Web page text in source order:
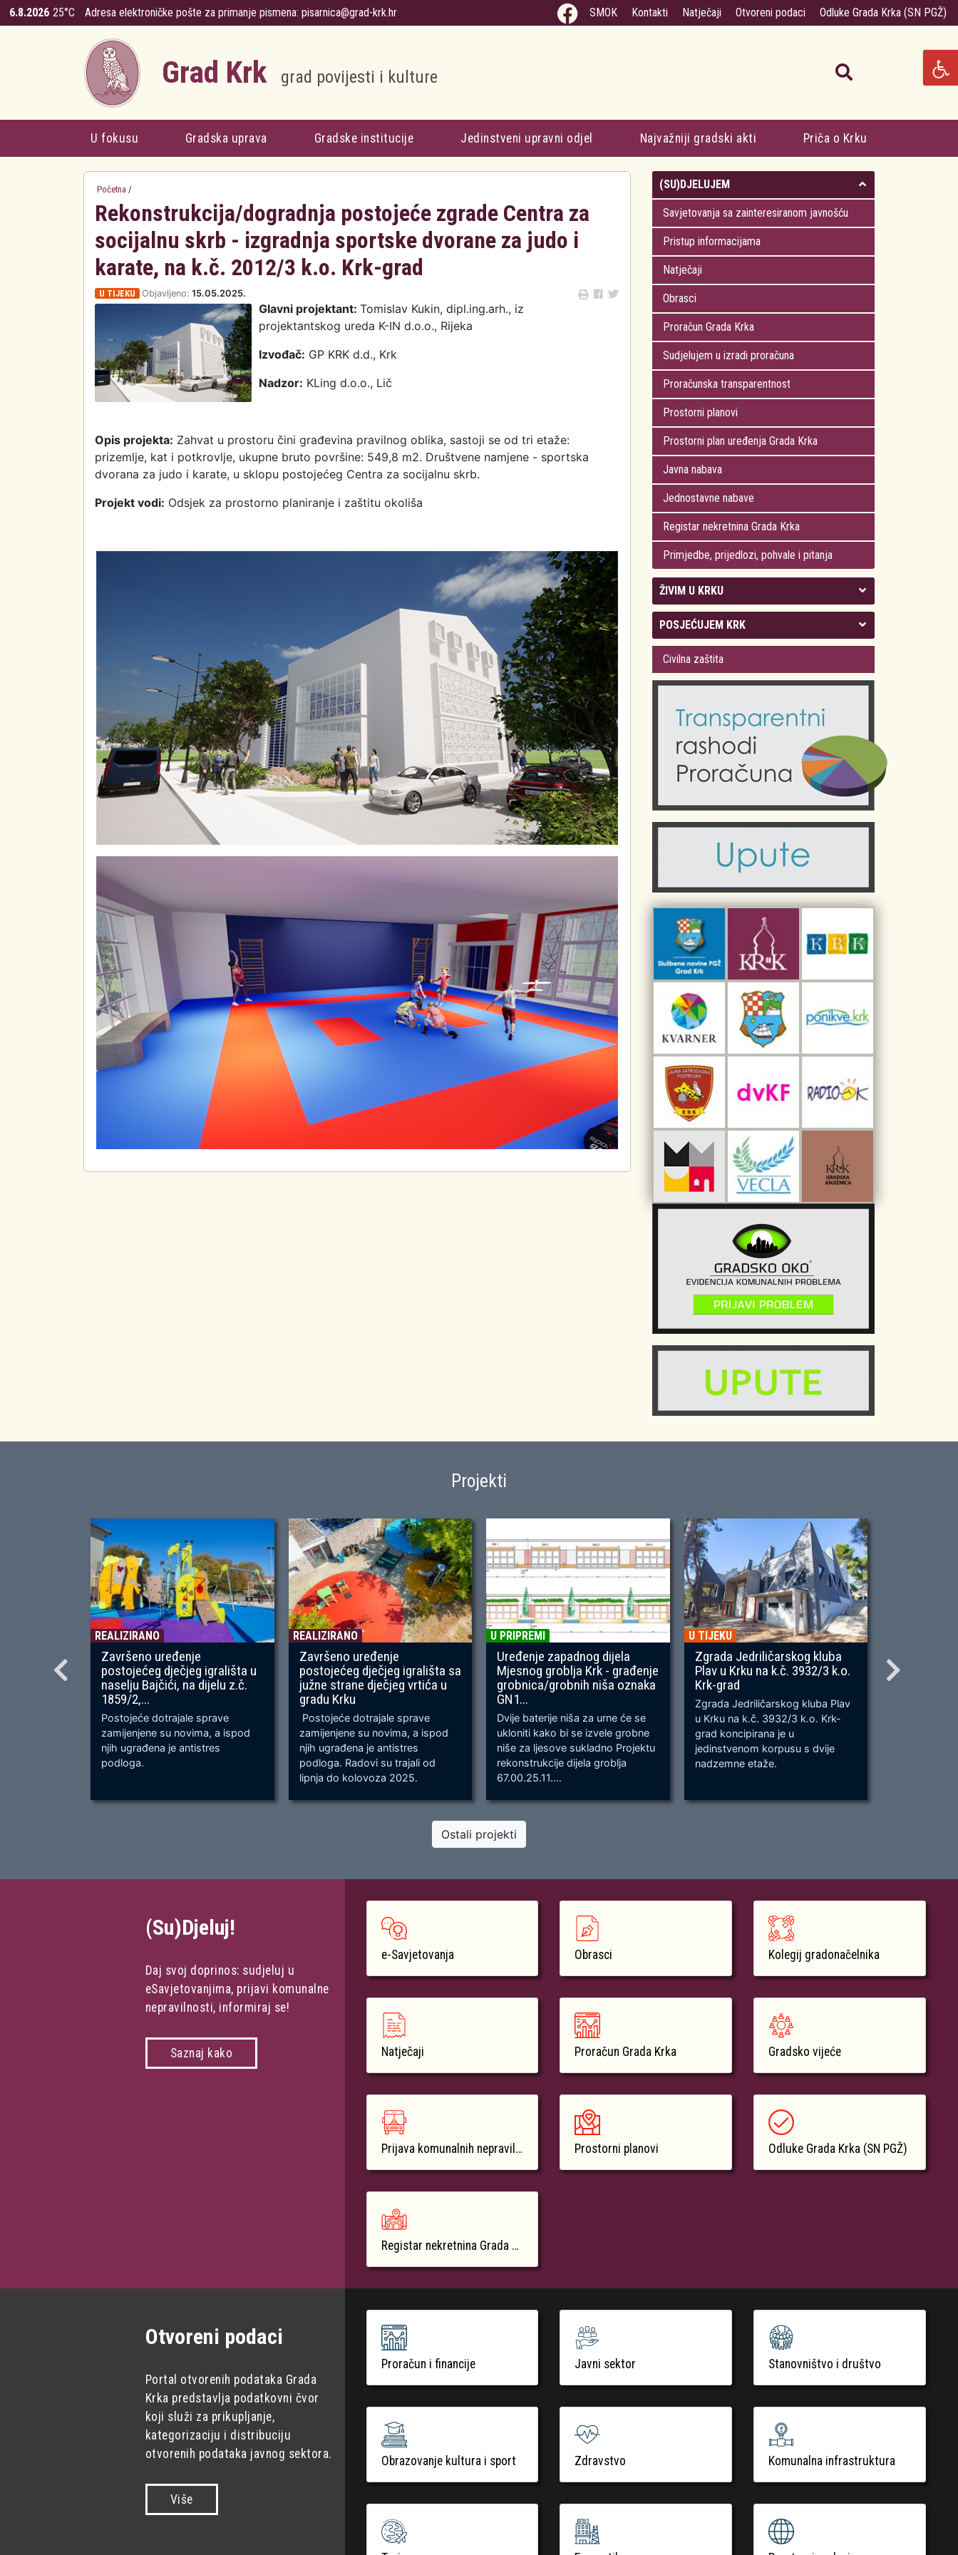
Skoči na glavni sadržaj
6.8.2026 25°C Adresa elektroničke pošte za primanje pismena: pisarnica@grad-krk.hr SMOK Kontakti Natječaji Otvoreni podaci Odluke Grada Krka (SN PGŽ)
Grad Krk grad povijesti i kulture
U fokusu Gradska uprava Gradske institucije Jedinstveni upravni odjel Najvažniji gradski akti Priča o Krku
Početna /
Rekonstrukcija/dogradnja postojeće zgrade Centra za
socijalnu skrb - izgradnja sportske dvorane za judo i
karate, na k.č. 2012/3 k.o. Krk-grad
U TIJEKU Objavljeno: 15.05.2025.
Glavni projektant: Tomislav Kukin, dipl.ing.arh., iz
projektantskog ureda K-IN d.o.o., Rijeka
Izvođač: GP KRK d.d., Krk
Nadzor: KLing d.o.o., Lič
Opis projekta: Zahvat u prostoru čini građevina pravilnog oblika, sastoji se od tri etaže:
prizemlje, kat i potkrovlje, ukupne bruto površine: 549,8 m2. Društvene namjene - sportska
dvorana za judo i karate, u sklopu postojećeg Centra za socijalnu skrb.
Projekt vodi: Odsjek za prostorno planiranje i zaštitu okoliša
(SU)DJELUJEM
Savjetovanja sa zainteresiranom javnošću
Pristup informacijama
Natječaji
Obrasci
Proračun Grada Krka
Sudjelujem u izradi proračuna
Proračunska transparentnost
Prostorni planovi
Prostorni plan uređenja Grada Krka
Javna nabava
Jednostavne nabave
Registar nekretnina Grada Krka
Primjedbe, prijedlozi, pohvale i pitanja
ŽIVIM U KRKU
Kolegij gradonačelnika
Gradsko vijeće
Odluke Grada Krka (Službene novine PGŽ)
Obrazovanje
Komunalne usluge
Civilni sektor (arhiva udruga)
Sport i rekreacija
POSJEĆUJEM KRK
Plan Grada Krka
Krk 360° VR panorama
Krk uživo
Fotogalerije
Kalendar događanja
Turistička zajednica otoka Krka
Kulturno-turistička ruta Putovima Frankopana
Dar iz Krka
Interpretacijski centar pomorske baštine
Civilna zaštita
Projekti
REALIZIRANO
Završeno uređenje
postojećeg dječjeg igrališta u
naselju Bajčići, na dijelu z.č.
1859/2,...
Postojeće dotrajale sprave
zamijenjene su novima, a ispod
njih ugrađena je antistres
podloga.
REALIZIRANO
Završeno uređenje
postojećeg dječjeg igrališta sa
južne strane dječjeg vrtića u
gradu Krku
Postojeće dotrajale sprave
zamijenjene su novima, a ispod
njih ugrađena je antistres
podloga. Radovi su trajali od
lipnja do kolovoza 2025.
U PRIPREMI
Uređenje zapadnog dijela
Mjesnog groblja Krk - građenje
grobnica/grobnih niša oznaka
GN1...
Dvije baterije niša za urne će se
ukloniti kako bi se izvele grobne
niše za ljesove sukladno Projektu
rekonstrukcije dijela groblja
67.00.25.11....
U TIJEKU
Zgrada Jedriličarskog kluba
Plav u Krku na k.č. 3932/3 k.o.
Krk-grad
Zgrada Jedriličarskog kluba Plav
u Krku na k.č. 3932/3 k.o. Krk-
grad koncipirana je u
jedinstvenom korpusu s dvije
nadzemne etaže.
OU, na
Ostali projekti
(Su)Djeluj!
Daj svoj doprinos: sudjeluj u
eSavjetovanjima, prijavi komunalne
nepravilnosti, informiraj se!
Saznaj kako
e-Savjetovanja
Natječaji
Prijava komunalnih nepravilnosti
Registar nekretnina Grada Krka
Obrasci
Proračun Grada Krka
Prostorni planovi
Kolegij gradonačelnika
Gradsko vijeće
Odluke Grada Krka (SN PGŽ)
Otvoreni podaci
Portal otvorenih podataka Grada
Krka predstavlja podatkovni čvor
koji služi za prikupljanje,
kategorizaciju i distribuciju
otvorenih podataka javnog sektora.
Više
Proračun i financije
Obrazovanje kultura i sport
Javni sektor
Zdravstvo
Stanovništvo i društvo
Komunalna infrastruktura